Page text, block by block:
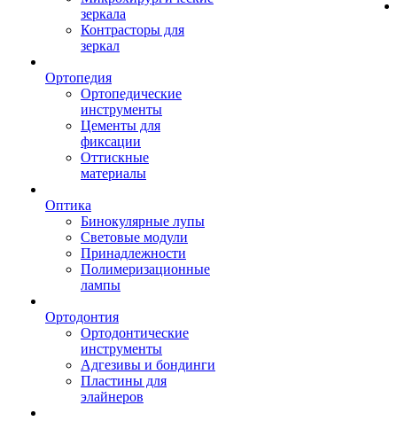
зеркала
Контрасторы для
зеркал
Ортопедия
Ортопедические
инструменты
Цементы для
фиксации
Оттискные
материалы
Оптика
Бинокулярные лупы
Световые модули
Принадлежности
Полимеризационные
лампы
Ортодонтия
Ортодонтические
инструменты
Адгезивы и бондинги
Пластины для
элайнеров